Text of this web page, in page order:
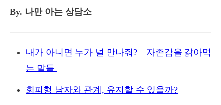
By. 나만 아는 상담소
내가 아니면 누가 널 만나줘? – 자존감을 갉아먹
는 말들
회피형 남자와 관계, 유지할 수 있을까?